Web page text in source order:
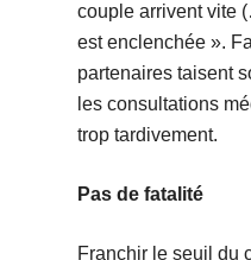
couple arrivent vite
est enclenchée ».
partenaires taisent
les consultations
trop tardivement.
Pas de fatalité
Franchir le seuil du